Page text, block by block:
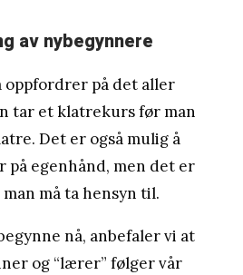
av nybegynnere
oppfordrer på det aller
tar et klatrekurs før man
Det er også mulig å
på egenhånd, men det er
må ta hensyn til.
nå, anbefaler vi at
og “lærer” følger vår